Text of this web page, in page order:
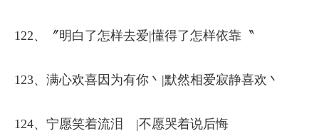
122、〞明白了怎样去爱|懂得了怎样依靠〝
123、满心欢喜因为有你丶|默然相爱寂静喜欢丶
124、宁愿笑着流泪ゝ|不愿哭着说后悔ゝ